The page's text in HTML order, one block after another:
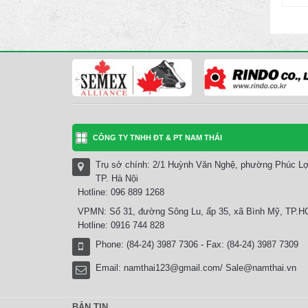
CÔNG TY TNHH ĐT & PT NAM THÁI
Trụ sở chính: 2/1 Huỳnh Văn Nghệ, phường Phúc
TP. Hà Nội
Hotline: 096 889 1268
VPMN: Số 31, đường Sông Lu, ấp 35, xã Bình Mỹ,
Hotline: 0916 744 828
Phone: (84-24) 3987 7306 - Fax: (84-24) 3987 7309
Email: namthai123@gmail.com/ Sale@namthai.vn